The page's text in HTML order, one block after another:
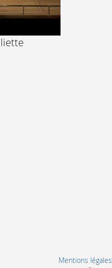
Mentions légales